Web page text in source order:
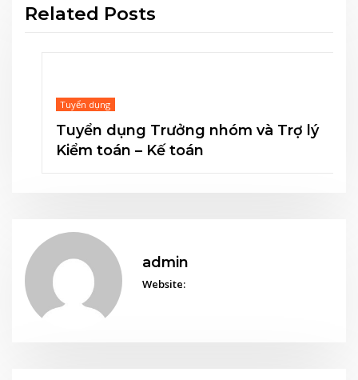
Related Posts
Tuyển dụng
Tuyển dụng Trưởng nhóm và Trợ lý
Kiểm toán – Kế toán
admin
Website: